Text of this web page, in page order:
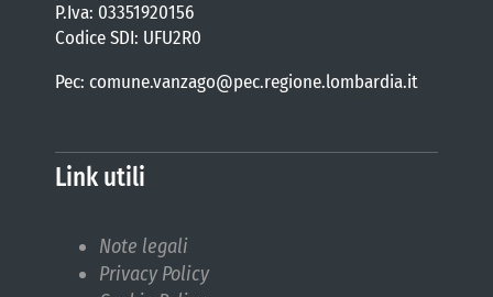
P.Iva: 03351920156
Codice SDI: UFU2R0
Pec: comune.vanzago@pec.regione.lombardia.it
Link utili
Note legali
Privacy Policy